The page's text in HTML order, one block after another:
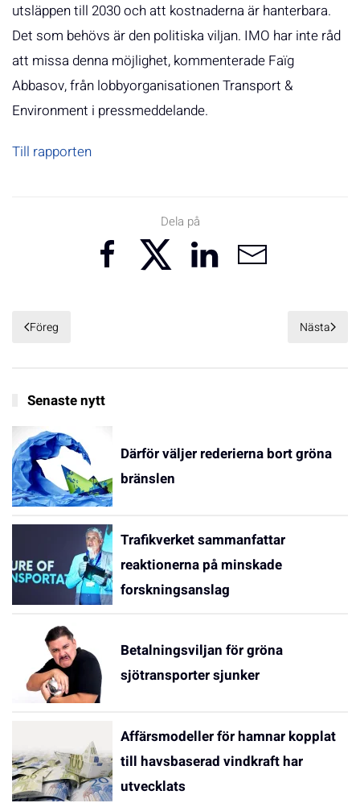
utsläppen till 2030 och att kostnaderna är hanterbara.
Det som behövs är den politiska viljan. IMO har inte råd
att missa denna möjlighet, kommenterade Faïg
Abbasov, från lobbyorganisationen Transport &
Environment i pressmeddelande.
Till rapporten
Dela på
Föreg Nästa
Senaste nytt
Därför väljer rederierna bort gröna
bränslen
Trafikverket sammanfattar
reaktionerna på minskade
forskningsanslag
Betalningsviljan för gröna
sjötransporter sjunker
Affärsmodeller för hamnar kopplat
till havsbaserad vindkraft har
utvecklats